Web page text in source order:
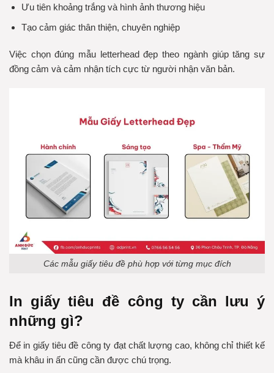
Ưu tiên khoảng trắng và hình ảnh thương hiệu
Tạo cảm giác thân thiện, chuyên nghiệp
Việc chọn đúng mẫu letterhead đẹp theo ngành giúp tăng sự
đồng cảm và cảm nhận tích cực từ người nhận văn bản.
Các mẫu giấy tiêu đề phù hợp với từng mục đích
In giấy tiêu đề công ty cần lưu ý
những gì?
Để in giấy tiêu đề công ty đạt chất lượng cao, không chỉ thiết kế
mà khâu in ấn cũng cần được chú trọng.